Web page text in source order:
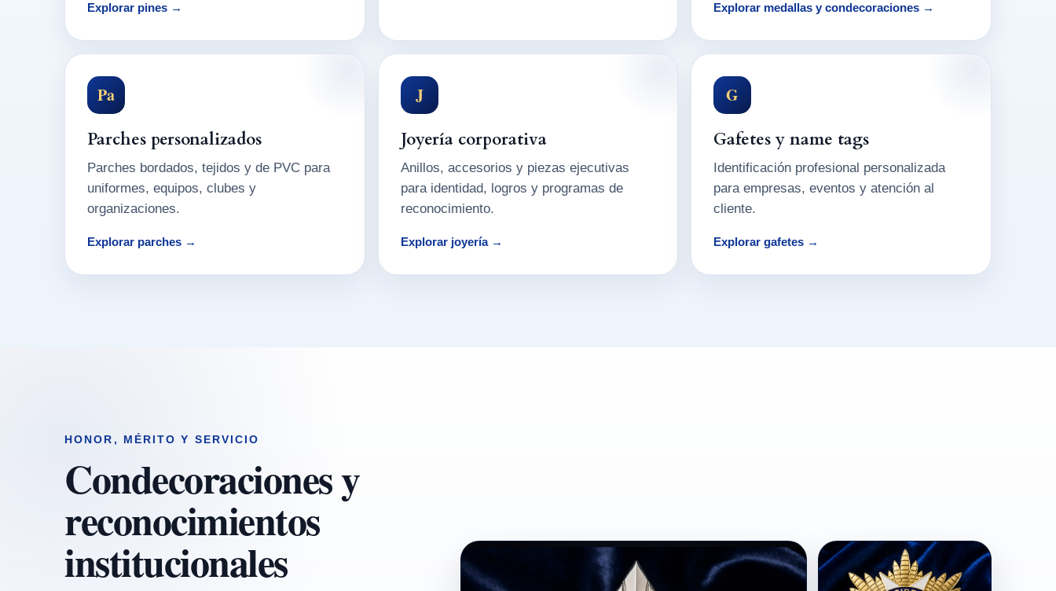
Explorar pines → Explorar medallas y condecoraciones →
Pa
Parches personalizados
Parches bordados, tejidos y de PVC para
uniformes, equipos, clubes y
organizaciones.
Explorar parches →
J
Joyería corporativa
Anillos, accesorios y piezas ejecutivas
para identidad, logros y programas de
reconocimiento.
Explorar joyería →
G
Gafetes y name tags
Identificación profesional personalizada
para empresas, eventos y atención al
cliente.
Explorar gafetes →
HONOR, MÉRITO Y SERVICIO
Condecoraciones y
reconocimientos
institucionales